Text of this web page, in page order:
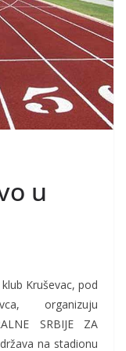
u
Kruševac, pod
organizuju
SRBIJE ZA
na stadionu